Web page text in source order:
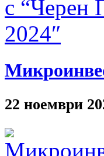
22 ноември